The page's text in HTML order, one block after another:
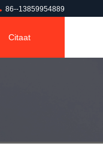
86--13859954889
Citaat